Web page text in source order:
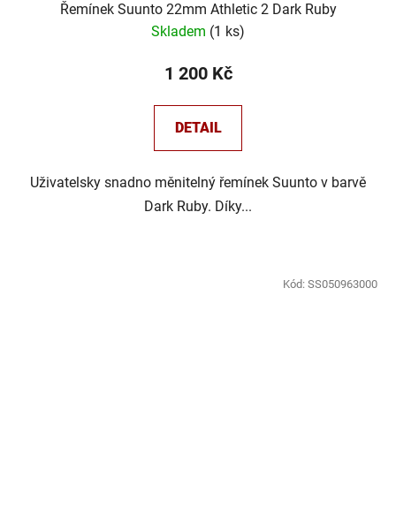
Řemínek Suunto 22mm Athletic 2 Dark Ruby
Skladem (1 ks)
1 200 Kč
DETAIL
Uživatelsky snadno měnitelný řemínek Suunto v barvě
Dark Ruby. Díky...
Kód: SS050963000